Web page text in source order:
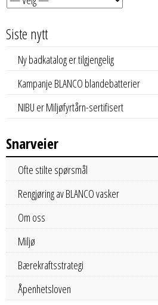
Siste nytt
Ny badkatalog er tilgjengelig
Kampanje BLANCO blandebatterier
NIBU er Miljøfyrtårn-sertifisert
Snarveier
Ofte stilte spørsmål
Rengjøring av BLANCO vasker
Om oss
Miljø
Bærekraftsstrategi
Åpenhetsloven